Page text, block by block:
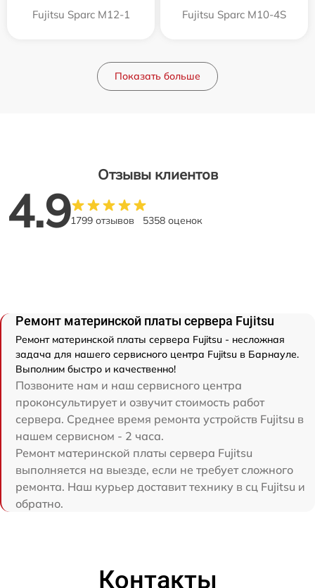
Fujitsu Sparc M12-1 Fujitsu Sparc M10-4S
Показать больше
Отзывы клиентов
4.91799 отзывов 5358 оценок
Ремонт материнской платы сервера Fujitsu
Ремонт материнской платы сервера Fujitsu - несложная
задача для нашего сервисного центра Fujitsu в Барнауле.
Выполним быстро и качественно!
Позвоните нам и наш сервисного центра
проконсультирует и озвучит стоимость работ
сервера. Среднее время ремонта устройств Fujitsu в
нашем сервисном - 2 часа.
Ремонт материнской платы сервера Fujitsu
выполняется на выезде, если не требует сложного
ремонта. Наш курьер доставит технику в сц Fujitsu и
обратно.
Контакты